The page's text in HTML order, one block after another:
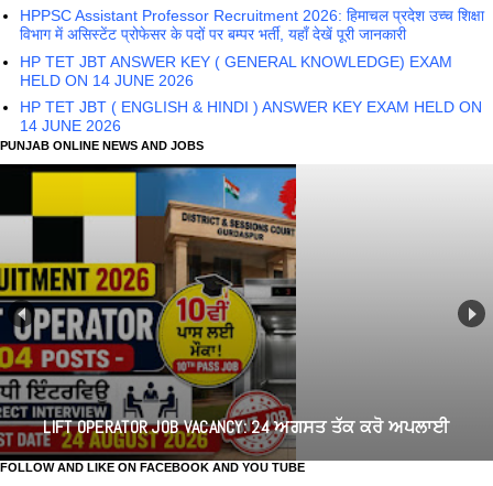
HPPSC Assistant Professor Recruitment 2026: हिमाचल प्रदेश उच्च शिक्षा
विभाग में असिस्टेंट प्रोफेसर के पदों पर बम्पर भर्ती, यहाँ देखें पूरी जानकारी
HP TET JBT ANSWER KEY ( GENERAL KNOWLEDGE) EXAM
HELD ON 14 JUNE 2026
HP TET JBT ( ENGLISH & HINDI ) ANSWER KEY EXAM HELD ON
14 JUNE 2026
PUNJAB ONLINE NEWS AND JOBS
LIFT OPERATOR JOB VACANCY: 24 ਅਗਸਤ ਤੱਕ ਕਰੋ ਅਪਲਾਈ
FOLLOW AND LIKE ON FACEBOOK AND YOU TUBE